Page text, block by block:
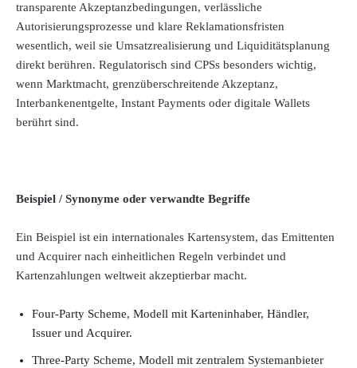
transparente Akzeptanzbedingungen, verlässliche
Autorisierungsprozesse und klare Reklamationsfristen
wesentlich, weil sie Umsatzrealisierung und Liquiditätsplanung
direkt berühren. Regulatorisch sind CPSs besonders wichtig,
wenn Marktmacht, grenzüberschreitende Akzeptanz,
Interbankenentgelte, Instant Payments oder digitale Wallets
berührt sind.
Beispiel / Synonyme oder verwandte Begriffe
Ein Beispiel ist ein internationales Kartensystem, das Emittenten
und Acquirer nach einheitlichen Regeln verbindet und
Kartenzahlungen weltweit akzeptierbar macht.
Four-Party Scheme, Modell mit Karteninhaber, Händler,
Issuer und Acquirer.
Three-Party Scheme, Modell mit zentralem Systemanbieter